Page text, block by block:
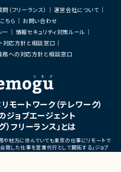
メント
理
・要件整理および要件定義支
・バックエンドシステムの設計
・コードレビューの実施
・リリース対応および品質向
・技術課題に対する検討、提
・ステークホルダーとの調整
ケーション
・サービスの継続的な機能拡
募集
■担当工程
・要件定義
・基本設計
・詳細設計
・テスト
・リリース対応
（フリーランス）
運営会社について
ちら
お問い合わせ
ー
情報セキュリティ対策ルール
対応方針と相談窓口
への対応方針と相談窓口
ートワーク（テレワーク）
ョブエージェント
）フリーランス」とは
や地方に住んでいても東京の仕事にリモートで
致した仕事を営業代行として開拓する」ジョブ